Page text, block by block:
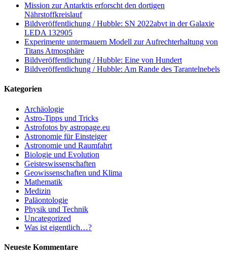
Mission zur Antarktis erforscht den dortigen
Nährstoffkreislauf
Bildveröffentlichung / Hubble: SN 2022abvt in der Galaxie
LEDA 132905
Experimente untermauern Modell zur Aufrechterhaltung von
Titans Atmosphäre
Bildveröffentlichung / Hubble: Eine von Hundert
Bildveröffentlichung / Hubble: Am Rande des Tarantelnebels
Kategorien
Archäologie
Astro-Tipps und Tricks
Astrofotos by astropage.eu
Astronomie für Einsteiger
Astronomie und Raumfahrt
Biologie und Evolution
Geisteswissenschaften
Geowissenschaften und Klima
Mathematik
Medizin
Paläontologie
Physik und Technik
Uncategorized
Was ist eigentlich…?
Neueste Kommentare